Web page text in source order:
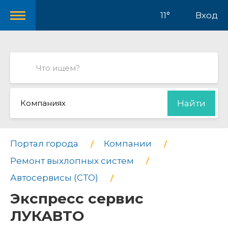
11° Вход
Компаниях Найти
Портал города
Компании
Ремонт выхлопных систем
Автосервисы (СТО)
Экспресс сервис
ЛУКАВТО